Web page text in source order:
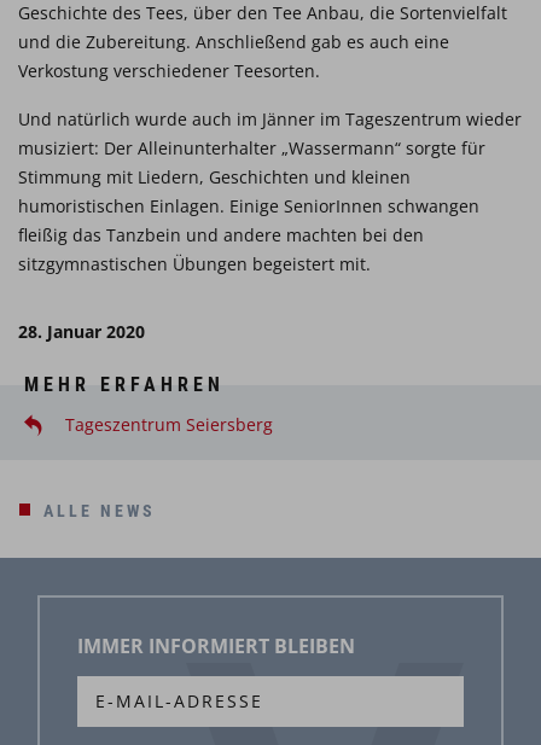
Geschichte des Tees, über den Tee Anbau, die Sortenvielfalt
und die Zubereitung. Anschließend gab es auch eine
Verkostung verschiedener Teesorten.
Und natürlich wurde auch im Jänner im Tageszentrum wieder
musiziert: Der Alleinunterhalter „Wassermann“ sorgte für
Stimmung mit Liedern, Geschichten und kleinen
humoristischen Einlagen. Einige SeniorInnen schwangen
fleißig das Tanzbein und andere machten bei den
sitzgymnastischen Übungen begeistert mit.
28. Januar 2020
MEHR ERFAHREN
Tageszentrum Seiersberg
ALLE NEWS
IMMER INFORMIERT BLEIBEN